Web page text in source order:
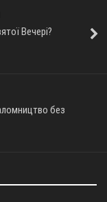
Вечері?
без